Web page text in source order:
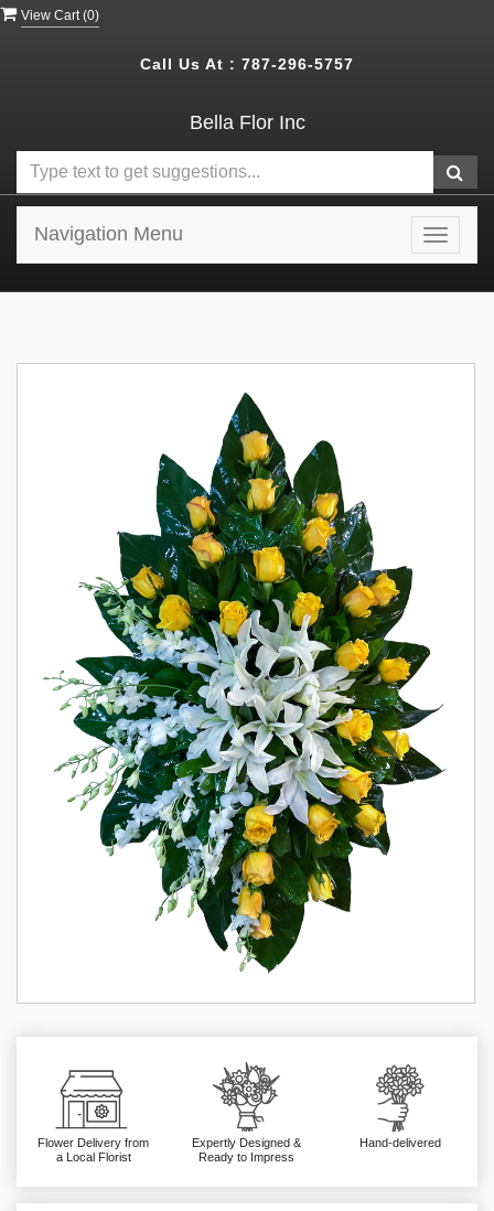
View Cart (0)
Call Us At : 787-296-5757
Bella Flor Inc
Toggle
Navigation Menu
Flower Delivery from
a Local Florist
Expertly Designed &
Ready to Impress
Hand-delivered